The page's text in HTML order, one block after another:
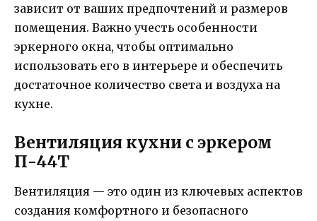
зависит от ваших предпочтений и размеров
помещения. Важно учесть особенности
эркерного окна, чтобы оптимально
использовать его в интерьере и обеспечить
достаточное количество света и воздуха на
кухне.
Вентиляция кухни с эркером
П-44Т
Вентиляция — это один из ключевых аспектов
создания комфортного и безопасного